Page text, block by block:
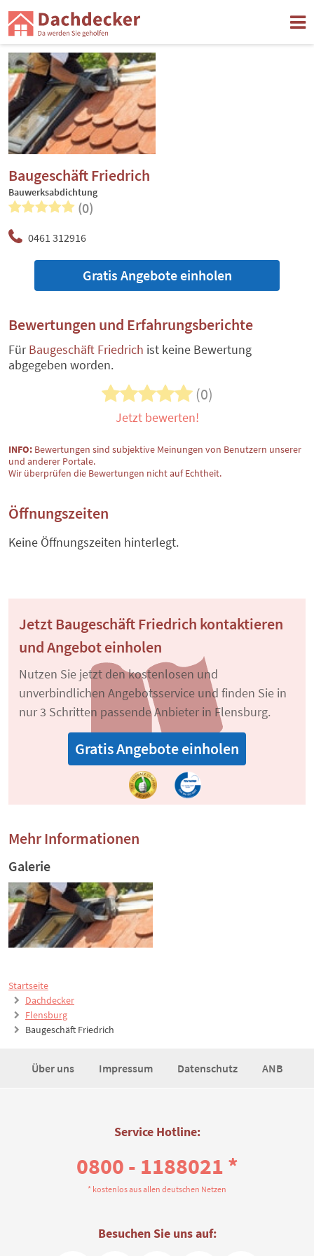
Startseite
Dachdecker
Flensburg
Baugeschäft Friedrich
Baugeschäft Friedrich
Bauwerksabdichtung
(0)
0461 312916
Gratis Angebote einholen
Bewertungen und Erfahrungsberichte
FürBaugeschäft Friedrich ist keine Bewertung
abgegeben worden.
(0)
Jetzt bewerten!
INFO: Bewertungen sind subjektive Meinungen von Benutzern unserer
und anderer Portale.
Wir überprüfen die Bewertungen nicht auf Echtheit.
Öffnungszeiten
Keine Öffnungszeiten hinterlegt.
Jetzt Baugeschäft Friedrich kontaktieren
und Angebot einholen
Nutzen Sie jetzt den kostenlosen und
unverbindlichen Angebotsservice und finden Sie in
nur 3 Schritten passende Anbieter in Flensburg.
Gratis Angebote einholen
Mehr Informationen
Galerie
Über uns Impressum Datenschutz ANB
Service Hotline:
0800 - 1188021 *
* kostenlos aus allen deutschen Netzen
Besuchen Sie uns auf: